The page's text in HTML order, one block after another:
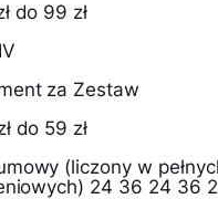
do 99 zł
za Zestaw
do 59 zł
(liczony w
24 36 24 36